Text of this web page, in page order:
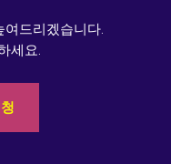
드리겠습니다.
세요.